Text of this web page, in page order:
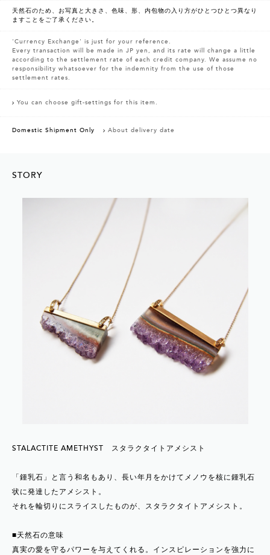
天然石のため、お写真と大きさ、色味、形、内包物の入り方がひとつひとつ異なり
ますことをご了承ください。
'Currency Exchange' is just for your reference.
Every transaction will be made in JP yen, and its rate will change a little
according to the settlement rate of each credit company. We assume no
responsibility whatsoever for the indemnity from the use of those
settlement rates.
You can choose gift-settings for this item.
Domestic Shipment Only About delivery date
STORY
STALACTITE AMETHYST スタラクタイトアメシスト
「鍾乳石」と言う和名もあり、長い年月をかけてメノウを核に鍾乳石
状に発達したアメシスト。
それを輪切りにスライスしたものが、スタラクタイトアメシスト。
■天然石の意味
真実の愛を守るパワーを与えてくれる。インスピレーションを強力に